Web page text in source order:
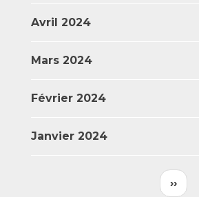
Avril 2024
Mars 2024
Février 2024
Janvier 2024
Page
‹‹
Page
››